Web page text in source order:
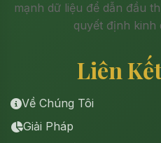
mạnh dữ liệu để dẫn đầu
quyết định kinh
Liên
Về Chúng Tôi
Giải Pháp